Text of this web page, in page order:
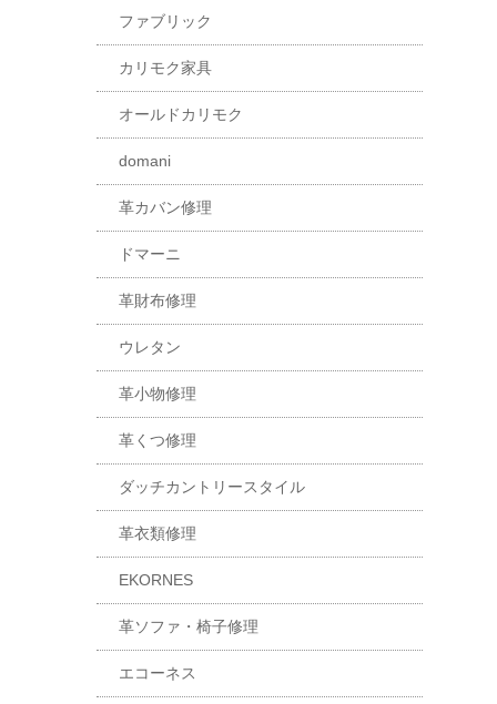
ファブリック
カリモク家具
オールドカリモク
domani
革カバン修理
ドマーニ
革財布修理
ウレタン
革小物修理
革くつ修理
ダッチカントリースタイル
革衣類修理
EKORNES
革ソファ・椅子修理
エコーネス